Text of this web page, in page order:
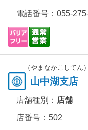
電話番号： 055-
（やまなかこしてん）
山中湖支店
店舗種別： 店舗
店番号：502